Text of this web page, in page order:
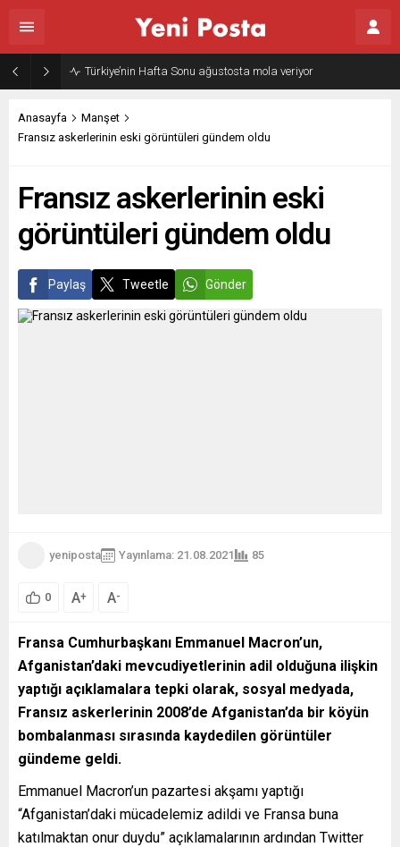
Türkiye’nin Hafta Sonu ağustosta mola veriyor
Anasayfa
Manşet
Fransız askerlerinin eski görüntüleri gündem oldu
Fransız askerlerinin eski
görüntüleri gündem oldu
Paylaş Tweetle Gönder
yeniposta Yayınlama: 21.08.2021 85
0 A+ A-
Fransa Cumhurbaşkanı Emmanuel Macron’un,
Afganistan’daki mevcudiyetlerinin adil olduğuna ilişkin
yaptığı açıklamalara tepki olarak, sosyal medyada,
Fransız askerlerinin 2008’de Afganistan’da bir köyün
bombalanması sırasında kaydedilen görüntüler
gündeme geldi.
Emmanuel Macron’un pazartesi akşamı yaptığı
“Afganistan’daki mücadelemiz adildi ve Fransa buna
katılmaktan onur duydu” açıklamalarının ardından Twitter